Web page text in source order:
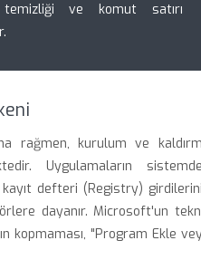
ve komut satırı
rağmen, kurulum ve
Uygulamaların
kayıt defteri (Registry)
dayanır. Microsoft'un
kopmaması, "Program Ekle